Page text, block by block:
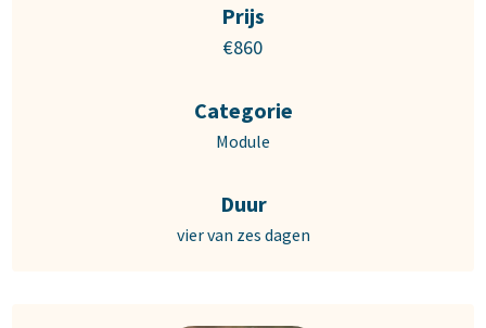
Prijs
€860
Categorie
Module
Duur
vier van zes dagen